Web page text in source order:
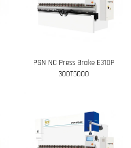
PSN NC Press Brake E310P
300T5000